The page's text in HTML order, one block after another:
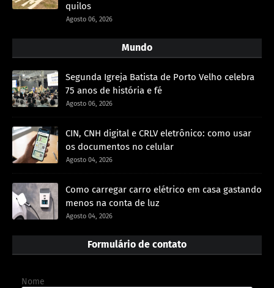
quilos
Agosto 06, 2026
Mundo
Segunda Igreja Batista de Porto Velho celebra
75 anos de história e fé
Agosto 06, 2026
CIN, CNH digital e CRLV eletrônico: como usar
os documentos no celular
Agosto 04, 2026
Como carregar carro elétrico em casa gastando
menos na conta de luz
Agosto 04, 2026
Formulário de contato
Nome